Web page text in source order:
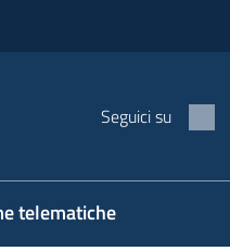
Seguici su
telematiche